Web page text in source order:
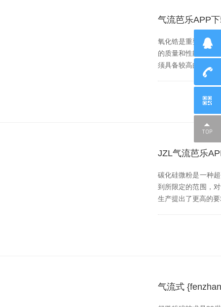
气流芭乐APP
氧化锆是重要的耐高
的质量和性能，
须具备较高的气流压
JZL气流芭乐
碳化硅微粉是一种超
到所限定的范围
生产提出了更高的要
气流式